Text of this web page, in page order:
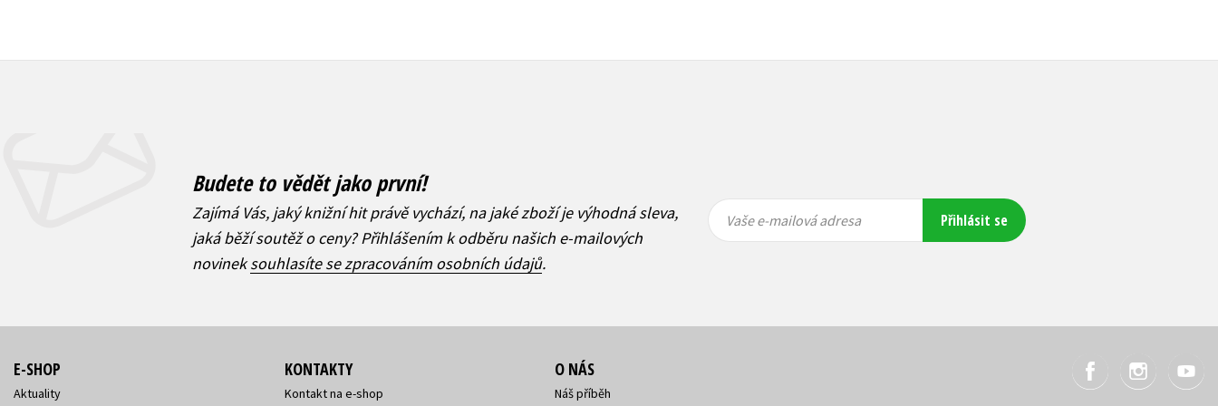
Budete to vědět jako první!
Zajímá Vás, jaký knižní hit právě vychází, na jaké zboží je výhodná sleva,
jaká běží soutěž o ceny? Přihlášením k odběru našich e-mailových
novineksouhlasíte se zpracováním osobních údajů.
mailová
mailová
Vaše e-mailová adresa Přihlásit se
E-SHOP
Aktuality
KONTAKTY
Kontakt na e-shop
O NÁS
Náš příběh